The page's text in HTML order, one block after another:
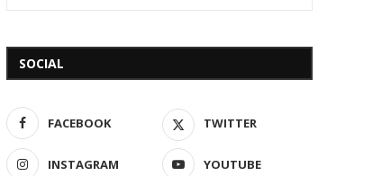
SOCIAL
FACEBOOK TWITTER
INSTAGRAM YOUTUBE